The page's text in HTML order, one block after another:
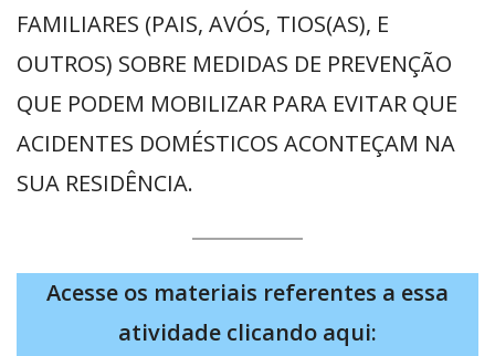
FAMILIARES (PAIS, AVÓS, TIOS(AS), E
OUTROS) SOBRE MEDIDAS DE PREVENÇÃO
QUE PODEM MOBILIZAR PARA EVITAR QUE
ACIDENTES DOMÉSTICOS ACONTEÇAM NA
SUA RESIDÊNCIA.
Acesse os materiais referentes a essa
atividade clicando aqui: